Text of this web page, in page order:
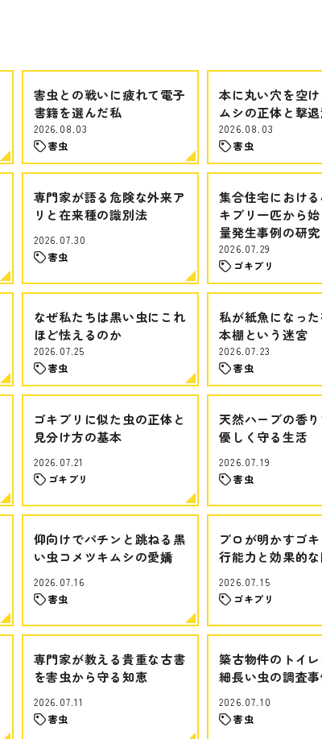
害虫との戦いに疲れて電子
書籍を選んだ私
2026.08.03
害虫
本に丸い穴を空
ムシの正体と撃
2026.08.03
害虫
専門家が語る危険な外来ア
リと在来種の識別法
2026.07.30
害虫
集合住宅におけ
キブリ一匹から
量発生事例の研究
2026.07.29
ゴキブリ
なぜ私たちは黒い虫にこれ
ほど怯えるのか
2026.07.25
害虫
私が紙魚になっ
本棚という迷宮
2026.07.23
害虫
ゴキブリに似た虫の正体と
見分け方の基本
2026.07.21
ゴキブリ
天然ハーブの香
優しく守る生活
2026.07.19
害虫
仰向けでパチンと跳ねる黒
い虫コメツキムシの愛嬌
2026.07.16
害虫
プロが明かすゴ
行能力と効果的
2026.07.15
ゴキブリ
専門家が教える貴重な古書
を害虫から守る知恵
2026.07.11
害虫
築古物件のトイ
細長い虫の調査
2026.07.10
害虫